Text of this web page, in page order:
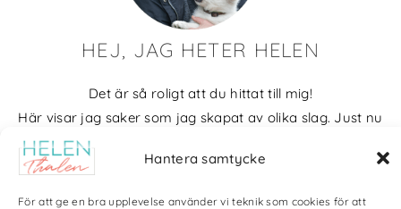
Hantera samtycke
För att ge en bra upplevelse använder vi teknik som cookies för att
HEJ, JAG HETER HELEN
Det är så roligt att du hittat till mig!
Här visar jag saker som jag skapat av olika slag. Just nu
blir det mycket fotografier och många bilder visar min
kärlek till naturen och min vackra hund. Men också lite